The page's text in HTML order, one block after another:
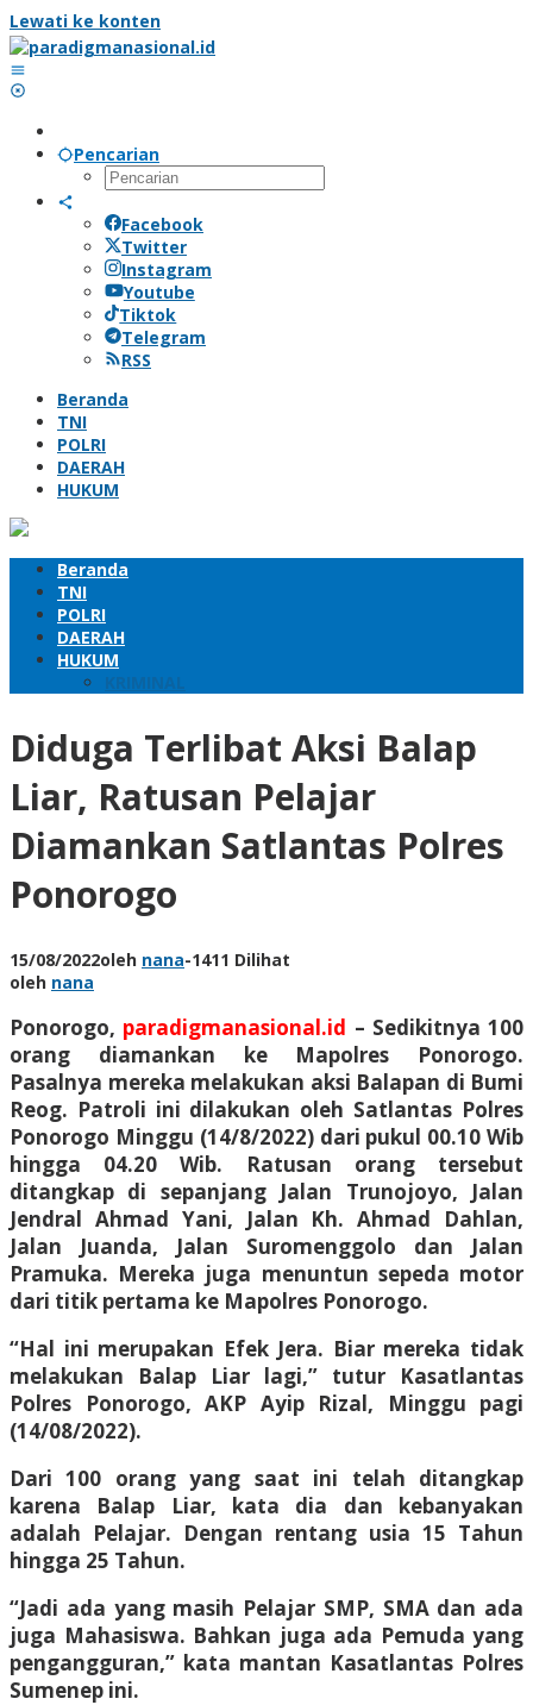
Lewati ke konten
Pencarian
Facebook
Twitter
Instagram
Youtube
Tiktok
Telegram
RSS
Beranda
TNI
POLRI
DAERAH
HUKUM
Beranda
TNI
POLRI
DAERAH
HUKUM
KRIMINAL
Diduga Terlibat Aksi Balap
Liar, Ratusan Pelajar
Diamankan Satlantas Polres
Ponorogo
15/08/2022oleh nana-1411 Dilihat
oleh nana
Ponorogo, paradigmanasional.id – Sedikitnya 100
orang diamankan ke Mapolres Ponorogo.
Pasalnya mereka melakukan aksi Balapan di Bumi
Reog. Patroli ini dilakukan oleh Satlantas Polres
Ponorogo Minggu (14/8/2022) dari pukul 00.10 Wib
hingga 04.20 Wib. Ratusan orang tersebut
ditangkap di sepanjang Jalan Trunojoyo, Jalan
Jendral Ahmad Yani, Jalan Kh. Ahmad Dahlan,
Jalan Juanda, Jalan Suromenggolo dan Jalan
Pramuka. Mereka juga menuntun sepeda motor
dari titik pertama ke Mapolres Ponorogo.
“Hal ini merupakan Efek Jera. Biar mereka tidak
melakukan Balap Liar lagi,” tutur Kasatlantas
Polres Ponorogo, AKP Ayip Rizal, Minggu pagi
(14/08/2022).
Dari 100 orang yang saat ini telah ditangkap
karena Balap Liar, kata dia dan kebanyakan
adalah Pelajar. Dengan rentang usia 15 Tahun
hingga 25 Tahun.
“Jadi ada yang masih Pelajar SMP, SMA dan ada
juga Mahasiswa. Bahkan juga ada Pemuda yang
pengangguran,” kata mantan Kasatlantas Polres
Sumenep ini.